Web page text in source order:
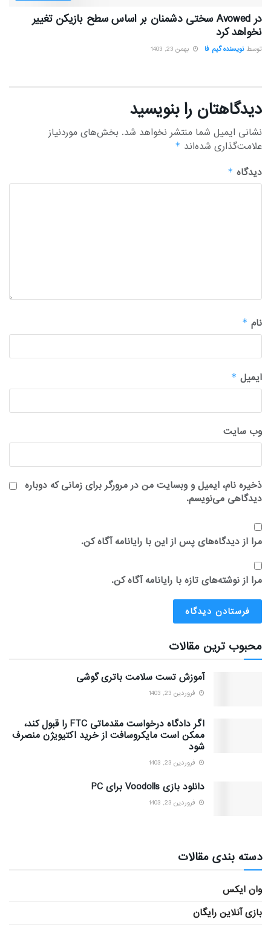
در Avowed سختی دشمنان بر اساس سطح بازیکن تغییر
نخواهد کرد
توسط نویسنده گیم فا بهمن 23, 1403
دیدگاهتان را بنویسید
نشانی ایمیل شما منتشر نخواهد شد. بخش‌های موردنیاز
علامت‌گذاری شده‌اند *
دیدگاه *
نام *
ایمیل *
وب‌ سایت
ذخیره نام، ایمیل و وبسایت من در مرورگر برای زمانی که دوباره
دیدگاهی می‌نویسم.
مرا از دیدگاه‌های پس از این با رایانامه آگاه کن.
مرا از نوشته‌های تازه با رایانامه آگاه کن.
محبوب ترین مقالات
آموزش تست سلامت باتری گوشی
فروردین 23, 1403
اگر دادگاه درخواست مقدماتی FTC را قبول کند،
ممکن است مایکروسافت از خرید اکتیویژن منصرف
شود
فروردین 23, 1403
دانلود بازی Voodolls برای PC
فروردین 23, 1403
دسته بندی مقالات
وان ایکس
بازی آنلاین رایگان